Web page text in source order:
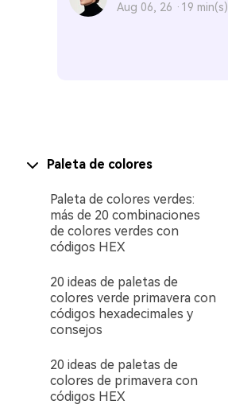
Aug 06, 26 · 19 min(s)
Paleta de colores
Paleta de colores verdes:
más de 20 combinaciones
de colores verdes con
códigos HEX
20 ideas de paletas de
colores verde primavera con
códigos hexadecimales y
consejos
20 ideas de paletas de
colores de primavera con
códigos HEX